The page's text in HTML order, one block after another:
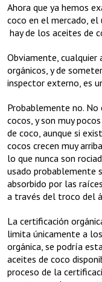
Ahora que ya hemos
coco en el mercado,
hay de los aceites de
Obviamente, cualquier
orgánicos, y de
inspector externo, es
Probablemente no. No
cocos, y son muy
de coco, aunque si
cocos crecen muy
lo que nunca son
usado probablemente
absorbido por las
a través del troco del
La certificación
limita únicamente a
orgánica, se podría
aceites de coco
proceso de la